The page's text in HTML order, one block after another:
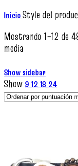
InicioStyle del
Mostrando 1–12 de
media
Show sidebar
Show 91218 24